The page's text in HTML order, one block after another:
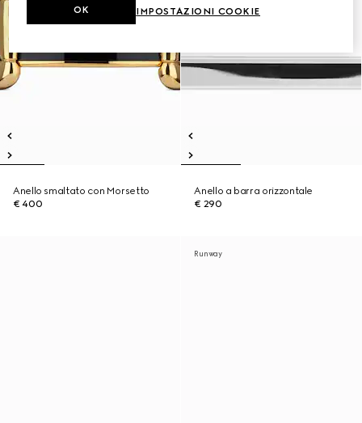
Anello smaltato con Morsetto
€ 400
Anello a barra orizzontale
€ 290
Runway
IMPOSTAZIONI COOKIE
OK